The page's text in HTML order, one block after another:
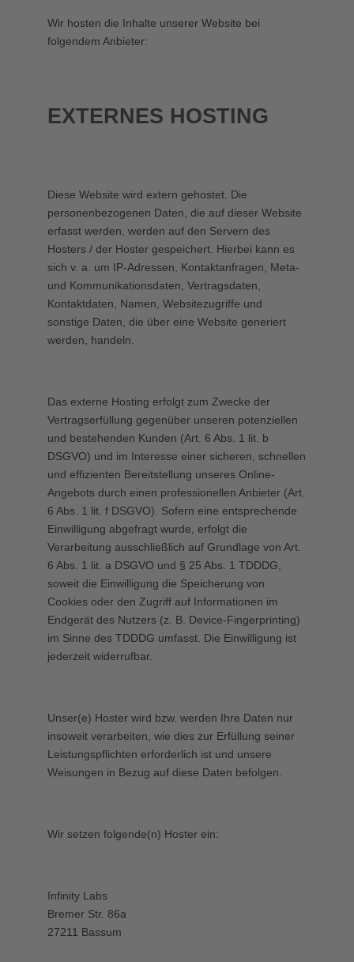
Wir hosten die Inhalte unserer Website bei
folgendem Anbieter:
EXTERNES HOSTING
Diese Website wird extern gehostet. Die
personenbezogenen Daten, die auf dieser Website
erfasst werden, werden auf den Servern des
Hosters / der Hoster gespeichert. Hierbei kann es
sich v. a. um IP-Adressen, Kontaktanfragen, Meta-
und Kommunikationsdaten, Vertragsdaten,
Kontaktdaten, Namen, Websitezugriffe und
sonstige Daten, die über eine Website generiert
werden, handeln.
Das externe Hosting erfolgt zum Zwecke der
Vertragserfüllung gegenüber unseren potenziellen
und bestehenden Kunden (Art. 6 Abs. 1 lit. b
DSGVO) und im Interesse einer sicheren, schnellen
und effizienten Bereitstellung unseres Online-
Angebots durch einen professionellen Anbieter (Art.
6 Abs. 1 lit. f DSGVO). Sofern eine entsprechende
Einwilligung abgefragt wurde, erfolgt die
Verarbeitung ausschließlich auf Grundlage von Art.
6 Abs. 1 lit. a DSGVO und § 25 Abs. 1 TDDDG,
soweit die Einwilligung die Speicherung von
Cookies oder den Zugriff auf Informationen im
Endgerät des Nutzers (z. B. Device-Fingerprinting)
im Sinne des TDDDG umfasst. Die Einwilligung ist
jederzeit widerrufbar.
Unser(e) Hoster wird bzw. werden Ihre Daten nur
insoweit verarbeiten, wie dies zur Erfüllung seiner
Leistungspflichten erforderlich ist und unsere
Weisungen in Bezug auf diese Daten befolgen.
Wir setzen folgende(n) Hoster ein:
Infinity Labs
Bremer Str. 86a
27211 Bassum